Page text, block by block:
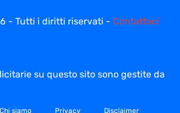
- Tutti i diritti riservati - Contattaci
su questo sito sono gestite da
Chi siamo Privacy Disclaimer